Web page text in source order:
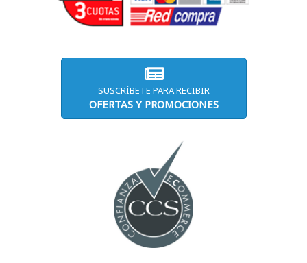
SUSCRÍBETE PARA RECIBIR
OFERTAS Y PROMOCIONES